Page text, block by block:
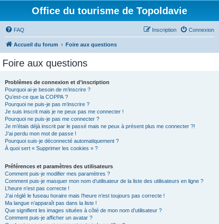
Office du tourisme de Topoldavie
FAQ Connexion
Inscription
Accueil du forum Foire aux questions
Foire aux questions
Problèmes de connexion et d’inscription
Pourquoi ai-je besoin de m’inscrire ?
Qu’est-ce que la COPPA ?
Pourquoi ne puis-je pas m’inscrire ?
Je suis inscrit mais je ne peux pas me connecter !
Pourquoi ne puis-je pas me connecter ?
Je m’étais déjà inscrit par le passé mais ne peux à présent plus me connecter ?!
J’ai perdu mon mot de passe !
Pourquoi suis-je déconnecté automatiquement ?
À quoi sert « Supprimer les cookies » ?
Préférences et paramètres des utilisateurs
Comment puis-je modifier mes paramètres ?
Comment puis-je masquer mon nom d’utilisateur de la liste des utilisateurs en ligne ?
L’heure n’est pas correcte !
J’ai réglé le fuseau horaire mais l’heure n’est toujours pas correcte !
Ma langue n’apparaît pas dans la liste !
Que signifient les images situées à côté de mon nom d’utilisateur ?
Comment puis-je afficher un avatar ?